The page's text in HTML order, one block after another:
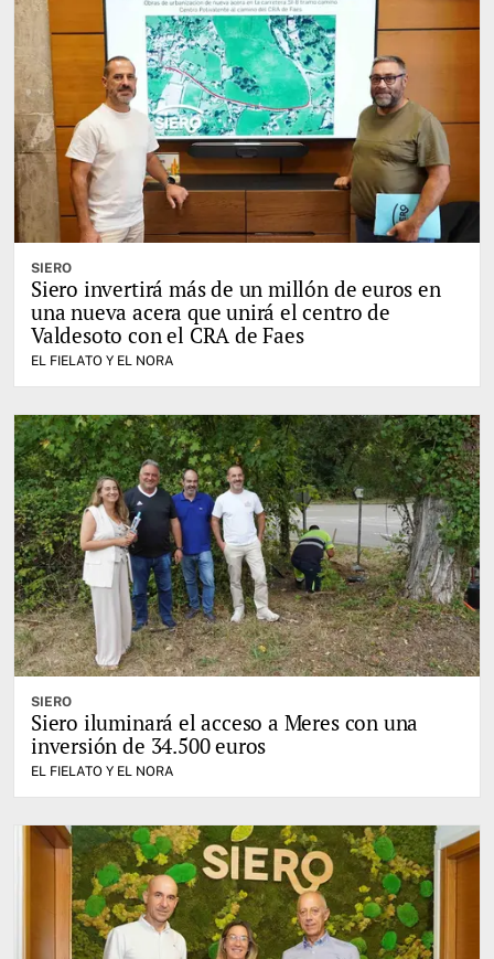
SIERO
Siero invertirá más de un millón de euros en
una nueva acera que unirá el centro de
Valdesoto con el CRA de Faes
EL FIELATO Y EL NORA
SIERO
Siero iluminará el acceso a Meres con una
inversión de 34.500 euros
EL FIELATO Y EL NORA